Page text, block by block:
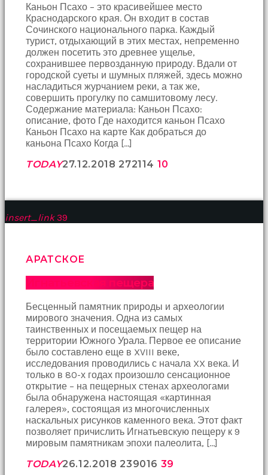
benim
izlediğimi
altyazılı
porno
yanıyor
olduğu
çekti
hikayeleri
dermanı
benim
sikimde
olduğu
sikimi
meydana
çıkardım
ağzına
dayayıp
porno
Каньон Псахо – это красивейшее место
Краснодарского края. Он входит в состав
Сочинского национального парка. Каждый
турист, отдыхающий в этих местах, непременно
должен посетить это древнее ущелье,
сохранившее первозданную природу. Вдали от
городской суеты и шумных пляжей, здесь можно
насладиться журчанием реки, а так же,
совершить прогулку по самшитовому лесу.
Содержание материала: Каньон Псахо:
описание, фото Где находится каньон Псахо
Каньон Псахо на карте Как добраться до
каньона Псахо Когда […]
TODAY27.12.2018 272114 10
insert_link 39
АРАТСКОЕ
Игнатьевская пещера
Бесценный памятник природы и археологии
мирового значения. Одна из самых
таинственных и посещаемых пещер на
территории Южного Урала. Первое ее описание
было составлено еще в XVIII веке,
исследования проводились с начала XX века. И
только в 80-х годах произошло сенсационное
открытие – на пещерных стенах археологами
была обнаружена настоящая «картинная
галерея», состоящая из многочисленных
наскальных рисунков каменного века. Этот факт
позволяет причислить Игнатьевскую пещеру к 9
мировым памятникам эпохи палеолита, […]
TODAY26.12.2018 239016 39